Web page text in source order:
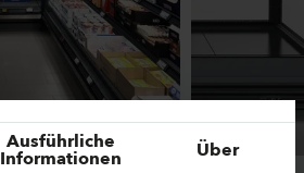
Ausführliche
Informationen Über